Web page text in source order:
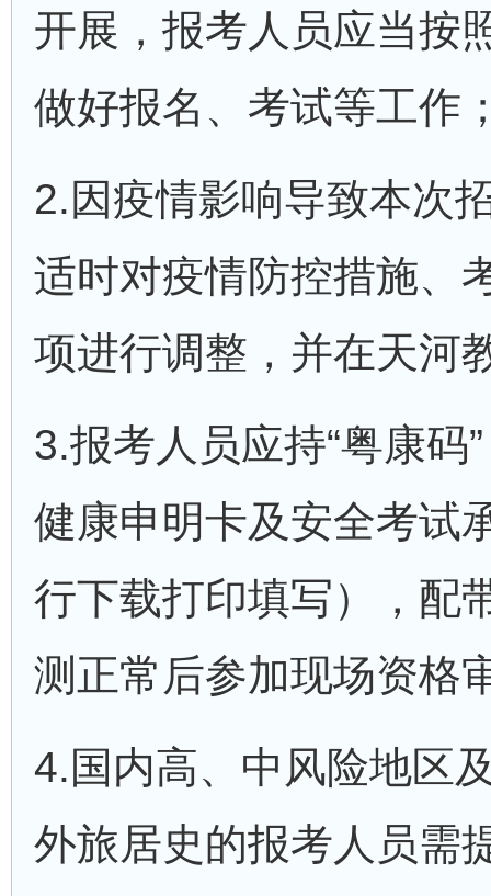
开展，报考人员应当按
做好报名、考试等工作
2.因疫情影响导致本次
适时对疫情防控措施、
项进行调整，并在天河
3.报考人员应持“粤康码
健康申明卡及安全考试
行下载打印填写），配
测正常后参加现场资格
4.国内高、中风险地区
外旅居史的报考人员需